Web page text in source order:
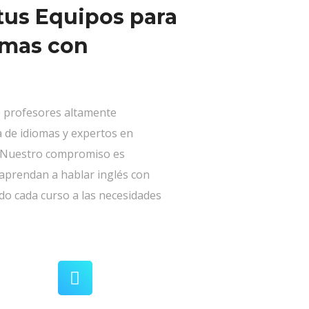
Equipos para
con
profesores altamente
de idiomas y expertos en
compromiso es
a hablar inglés con
cada curso a las necesidades